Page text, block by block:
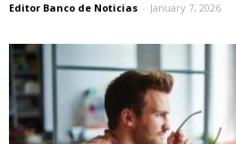
Editor Banco de Noticias - January 7, 2026